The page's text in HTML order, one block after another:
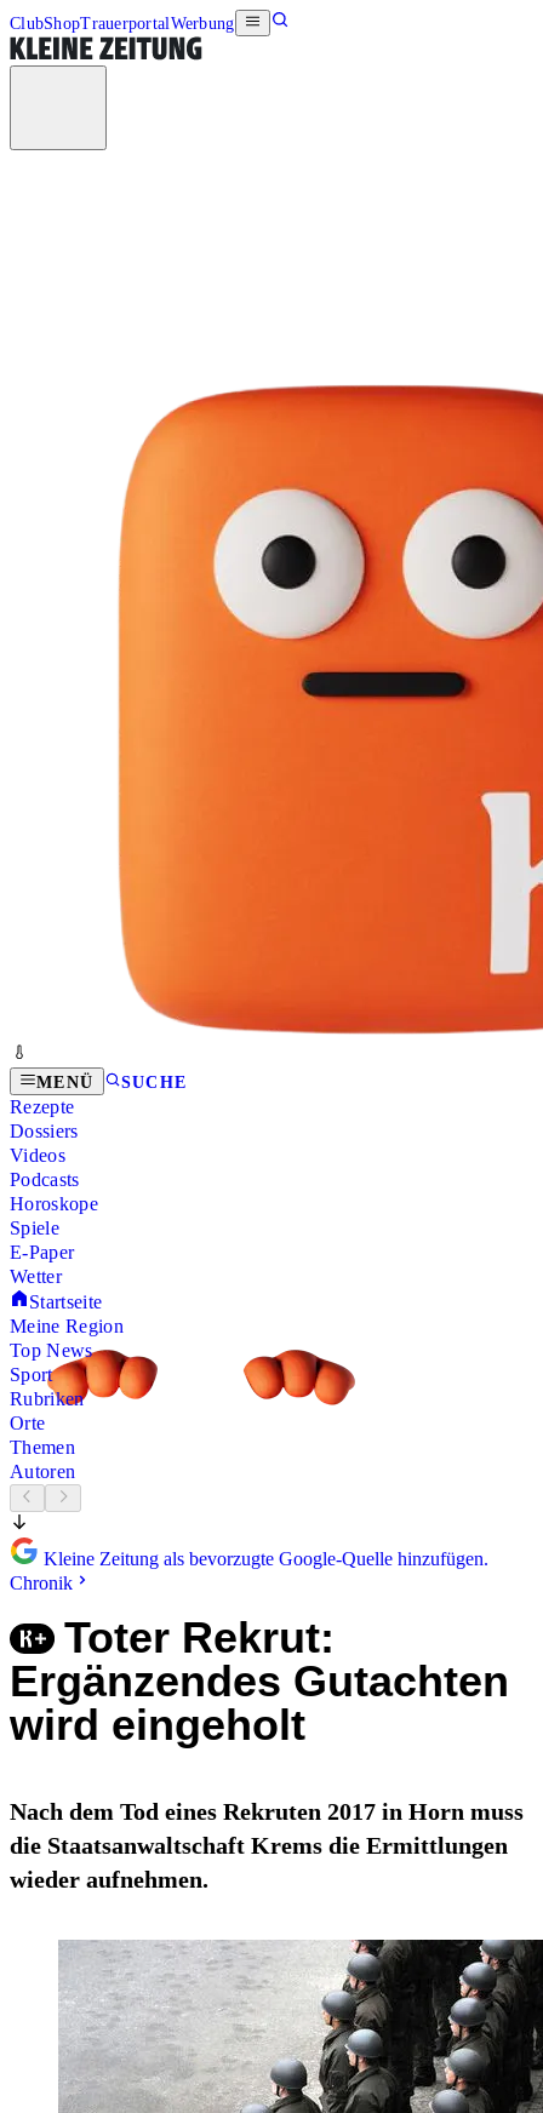
ClubShopTrauerportalWerbung
MENÜ SUCHE
Rezepte
Dossiers
Videos
Podcasts
Horoskope
Spiele
E-Paper
Wetter
Startseite
Meine Region
Top News
Sport
Rubriken
Orte
Themen
Autoren
Kleine Zeitung als bevorzugte Google-Quelle hinzufügen.
Chronik
Toter Rekrut:
Ergänzendes Gutachten
wird eingeholt
Nach dem Tod eines Rekruten 2017 in Horn muss
die Staatsanwaltschaft Krems die Ermittlungen
wieder aufnehmen.